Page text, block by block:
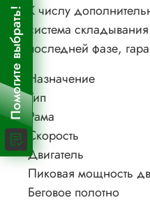
Помогите выбрать! К числу
система
последней фазе,
Назначение
Тип
Рама
Скорость
Двигатель
Пиковая мощность
Беговое полотно